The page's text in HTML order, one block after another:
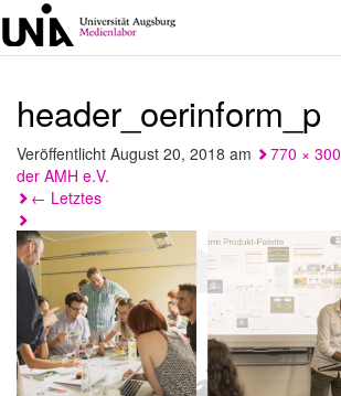
header_oerinform_p
Veröffentlicht August 20, 2018 am 770 × 300
der AMH e.V.
← Letztes